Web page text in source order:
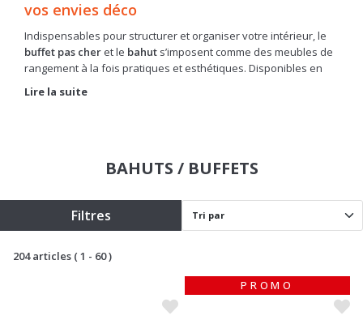
vos envies déco
Indispensables pour structurer et organiser votre intérieur, le
buffet pas cher et le bahut s’imposent comme des meubles de
rangement à la fois pratiques et esthétiques. Disponibles en
différents modèles sur notre boutique en ligne, ils vous aident
à optimiser l’espace de votre pièce tout en affirmant son style.
tous les budgets et tous les goûts !
Lire la suite
BAHUTS / BUFFETS
Filtres
204 articles ( 1 - 60 )
PROMO